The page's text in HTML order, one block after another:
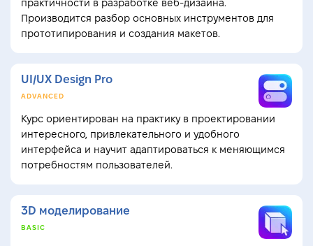
практичности в разработке веб-дизайна.
Производится разбор основных инструментов для
прототипирования и создания макетов.
UI/UX Design Pro
ADVANCED
Курс ориентирован на практику в проектировании
интересного, привлекательного и удобного
интерфейса и научит адаптироваться к меняющимся
потребностям пользователей.
3D моделирование
BASIC